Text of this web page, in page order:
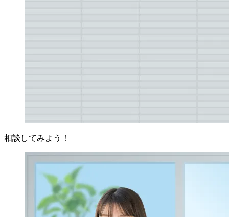
相談してみよう！